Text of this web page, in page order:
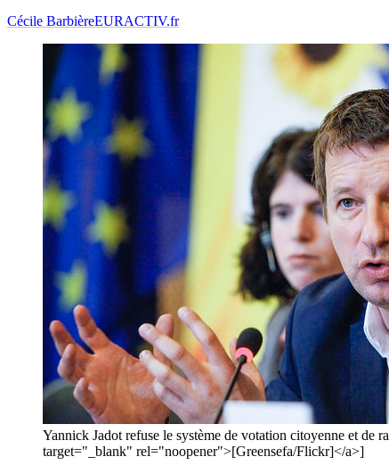
Cécile BarbièreEURACTIV.fr
Yannick Jadot refuse le système de votation citoyenne et
target="_blank" rel="noopener">[Greensefa/Flickr]</a>]